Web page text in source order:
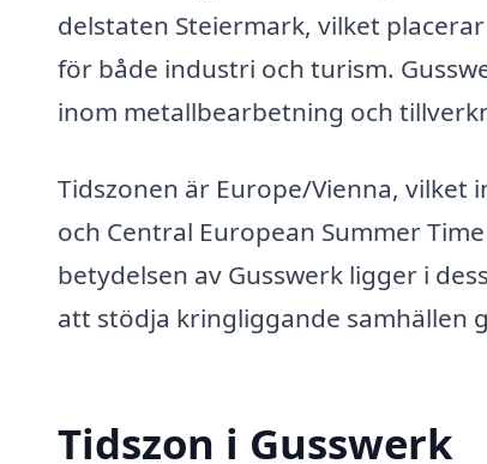
delstaten Steiermark, vilket
för både industri och turism.
inom metallbearbetning och
Tidszonen är Europe/Vienna, vilket
och Central European Summer
betydelsen av Gusswerk ligger i
att stödja kringliggande samhällen
Tidszon i Gusswerk